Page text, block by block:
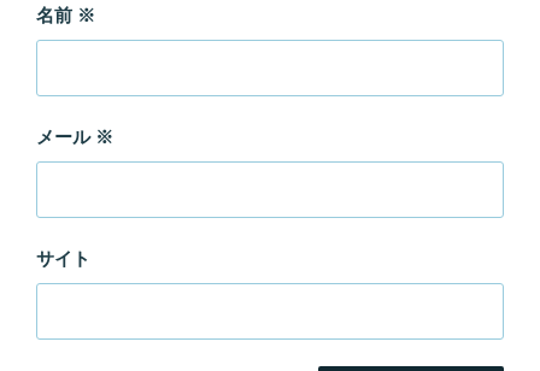
名前 ※
メール ※
サイト